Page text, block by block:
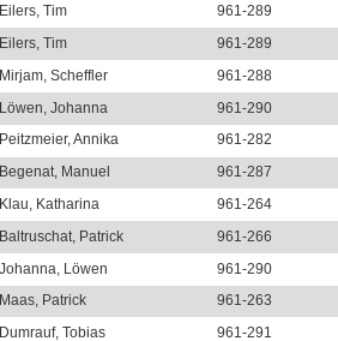
Eilers, Tim 961-289
Eilers, Tim 961-289
Mirjam, Scheffler 961-288
Löwen, Johanna 961-290
Peitzmeier, Annika 961-282
Begenat, Manuel 961-287
Klau, Katharina 961-264
Baltruschat, Patrick 961-266
Johanna, Löwen 961-290
Maas, Patrick 961-263
Dumrauf, Tobias 961-291